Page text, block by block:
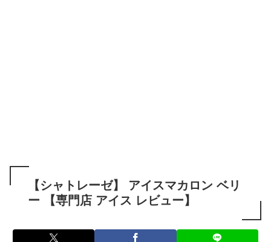
【シャトレーゼ】 アイスマカロン ベリ
ー 【専門店 アイス レビュー】